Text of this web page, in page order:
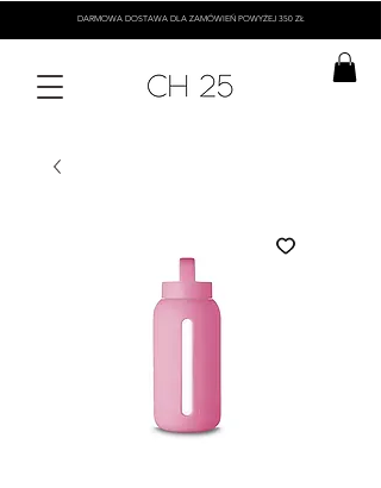
DARMOWA DOSTAWA DLA ZAMÓWIEŃ POWYŻEJ 350 ZŁ